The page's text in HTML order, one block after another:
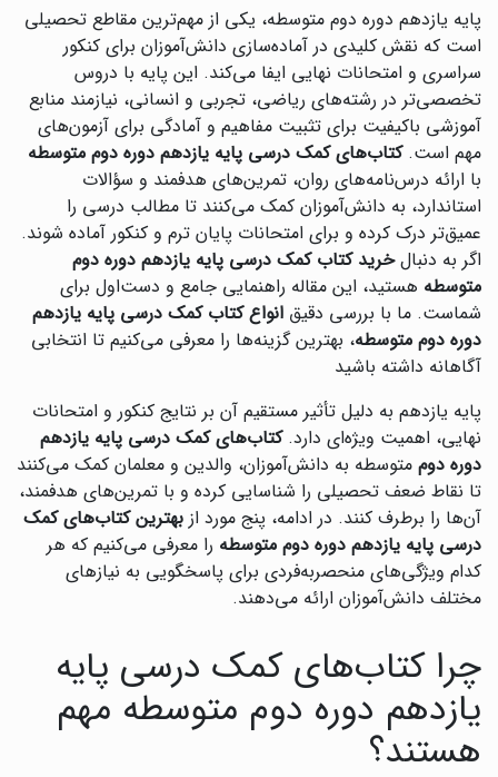
پایه یازدهم دوره دوم متوسطه، یکی از مهم‌ترین مقاطع تحصیلی
است که نقش کلیدی در آماده‌سازی دانش‌آموزان برای کنکور
سراسری و امتحانات نهایی ایفا می‌کند. این پایه با دروس
تخصصی‌تر در رشته‌های ریاضی، تجربی و انسانی، نیازمند منابع
آموزشی باکیفیت برای تثبیت مفاهیم و آمادگی برای آزمون‌های
مهم است.کتاب‌های کمک درسی پایه یازدهم دوره دوم متوسطه
با ارائه درس‌نامه‌های روان، تمرین‌های هدفمند و سؤالات
استاندارد، به دانش‌آموزان کمک می‌کنند تا مطالب درسی را
عمیق‌تر درک کرده و برای امتحانات پایان ترم و کنکور آماده شوند.
اگر به دنبالخرید کتاب کمک درسی پایه یازدهم دوره دوم
متوسطه هستید، این مقاله راهنمایی جامع و دست‌اول برای
شماست. ما با بررسی دقیق انواع کتاب کمک درسی پایه یازدهم
دوره دوم متوسطه، بهترین گزینه‌ها را معرفی می‌کنیم تا انتخابی
آگاهانه داشته باشید
پایه یازدهم به دلیل تأثیر مستقیم آن بر نتایج کنکور و امتحانات
نهایی، اهمیت ویژه‌ای دارد.کتاب‌های کمک درسی پایه یازدهم
دوره دوم متوسطه به دانش‌آموزان، والدین و معلمان کمک می‌کنند
تا نقاط ضعف تحصیلی را شناسایی کرده و با تمرین‌های هدفمند،
آن‌ها را برطرف کنند. در ادامه، پنج مورد از بهترین کتاب‌های کمک
درسی پایه یازدهم دوره دوم متوسطه را معرفی می‌کنیم که هر
کدام ویژگی‌های منحصربه‌فردی برای پاسخگویی به نیازهای
مختلف دانش‌آموزان ارائه می‌دهند.
چرا کتاب‌های کمک درسی پایه
یازدهم دوره دوم متوسطه مهم
هستند؟